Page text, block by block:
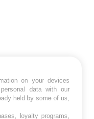
on your devices
data with our
held by some of us,
loyalty programs,